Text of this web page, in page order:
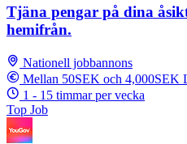
Tjäna pengar på dina
hemifrån.
Nationell jobbannons
Mellan 50SEK och 4,000SEK
1 - 15 timmar per vecka
Top Job